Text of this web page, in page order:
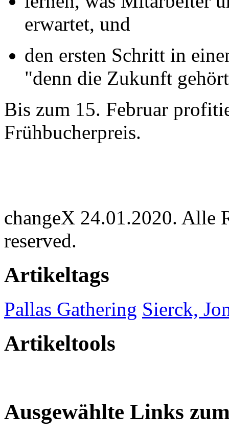
erwartet, und
den ersten Schritt in
"denn die Zukunft
Bis zum 15. Februar
Frühbucherpreis.
changeX 24.01.2020. Alle
reserved.
Artikeltags
Pallas Gathering Sierck,
Artikeltools
Ausgewählte Links